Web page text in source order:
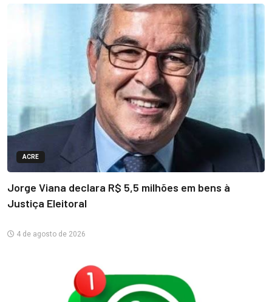
ACRE
Jorge Viana declara R$ 5,5 milhões em bens à
Justiça Eleitoral
4 de agosto de 2026